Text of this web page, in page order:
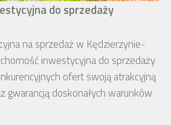
do sprzedaży
na sprzedaż w Kędzierzynie-
inwestycyjna do sprzedaży
ofert swoją atrakcyjną
gwarancją doskonałych warunków